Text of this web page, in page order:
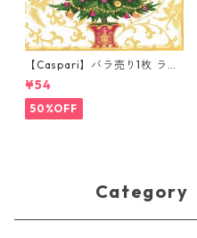
【Caspari】バラ売り1枚 ラン
チサイズ ペーパーナプキン Gi
lded Tree ホワイト
¥54
50%OFF
Category